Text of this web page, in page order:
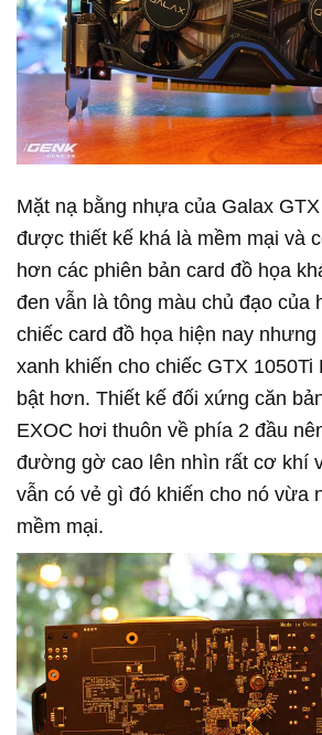
Mặt nạ bằng nhựa của Galax
được thiết kế khá là mềm mại và
hơn các phiên bản card đồ họa
đen vẫn là tông màu chủ đạo của
chiếc card đồ họa hiện nay
xanh khiến cho chiếc GTX 1050Ti
bật hơn. Thiết kế đối xứng căn
EXOC hơi thuôn về phía 2 đầu
đường gờ cao lên nhìn rất cơ khí
vẫn có vẻ gì đó khiến cho nó vừa
mềm mại.